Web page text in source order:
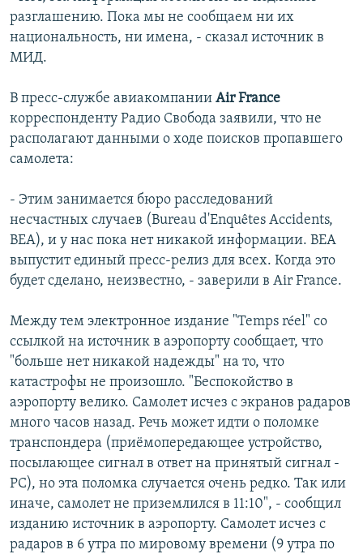
разглашению. Пока мы не сообщаем ни их
национальность, ни имена, - сказал источник в
МИД.
В пресс-службе авиакомпании Air France
корреспонденту Радио Свобода заявили, что не
располагают данными о ходе поисков пропавшего
самолета:
- Этим занимается бюро расследований
несчастных случаев (Bureau d'Enquêtes Accidents,
BEA), и у нас пока нет никакой информации. BEA
выпустит единый пресс-релиз для всех. Когда это
будет сделано, неизвестно, - заверили в Air France.
Между тем электронное издание "Temps réel" со
ссылкой на источник в аэропорту сообщает, что
"больше нет никакой надежды" на то, что
катастрофы не произошло. "Беспокойство в
аэропорту велико. Самолет исчез с экранов радаров
много часов назад. Речь может идти о поломке
транспондера (приёмопередающее устройство,
посылающее сигнал в ответ на принятый сигнал -
РС), но эта поломка случается очень редко. Так или
иначе, самолет не приземлился в 11:10", - сообщил
изданию источник в аэропорту. Самолет исчез с
радаров в 6 утра по мировому времени (9 утра по